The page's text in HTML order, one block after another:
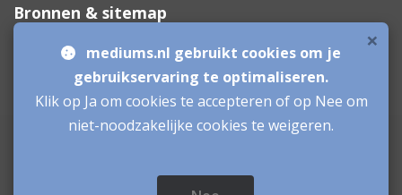
Bronnen & sitemap
Consulenten
Vacatures Mediums
Werken als Medium
Inloggen als Medium
© sinds 2006 - 2026
×
mediums.nl gebruikt cookies om je
gebruikservaring te optimaliseren.
Klik op Ja om cookies te accepteren of op Nee om
niet-noodzakelijke cookies te weigeren.